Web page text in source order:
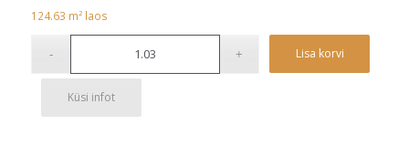
124.63 m²laos
Lisa korvi
Küsi infot